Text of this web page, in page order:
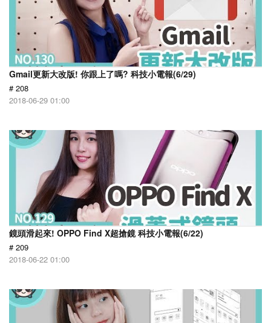
Gmail更新大改版! 你跟上了嗎? 科技小電報(6/29)
# 208
2018-06-29 01:00
鏡頭滑起來! OPPO Find X超搶鏡 科技小電報(6/22)
# 209
2018-06-22 01:00